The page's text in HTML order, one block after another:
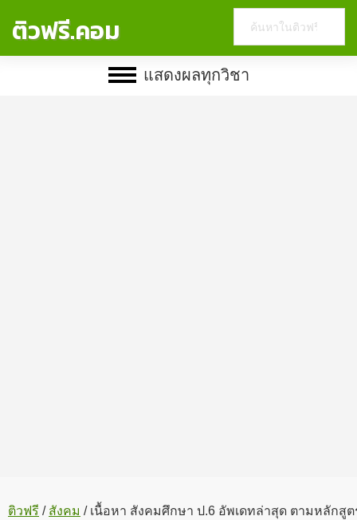
ติวฟรี.คอม
website
แสดงผลทุกวิชา
ติวฟรี / สังคม /เนื้อหา สังคมศึกษา ป.6 อัพเดทล่าสุด ตามหลักสูต